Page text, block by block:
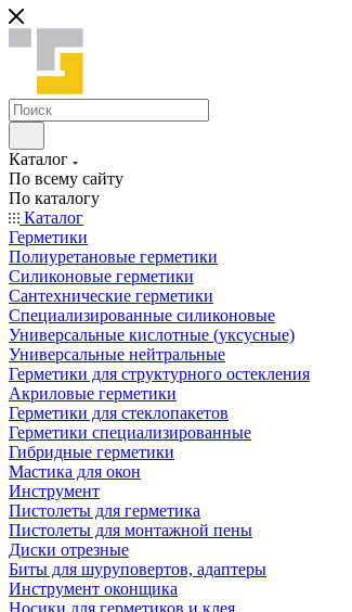
Каталог
По всему сайту
По каталогу
Каталог
Герметики
Полиуретановые герметики
Силиконовые герметики
Сантехнические герметики
Специализированные силиконовые
Универсальные кислотные (уксусные)
Универсальные нейтральные
Герметики для структурного остекления
Акриловые герметики
Герметики для стеклопакетов
Герметики специализированные
Гибридные герметики
Мастика для окон
Инструмент
Пистолеты для герметика
Пистолеты для монтажной пены
Диски отрезные
Биты для шуруповертов, адаптеры
Инструмент оконщика
Носики для герметиков и клея